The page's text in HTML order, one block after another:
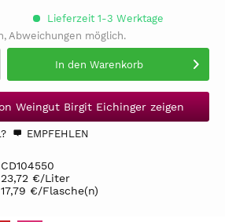
Lieferzeit 1-3 Werktage
Abweichungen möglich.
In den Warenkorb
Weingut Birgit Eichinger zeigen
EMPFEHLEN
CD104550
23,72 €/Liter
17,79 €/Flasche(n)